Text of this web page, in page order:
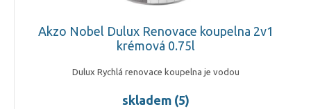
Akzo Nobel Dulux Renovace koupelna 2v1
krémová 0.75l
Dulux Rychlá renovace koupelna je vodou
skladem (5)